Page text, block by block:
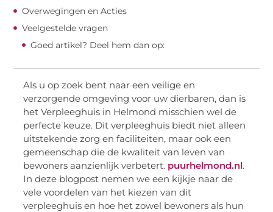
Overwegingen en Acties
Veelgestelde vragen
Goed artikel? Deel hem dan op:
Als u op zoek bent naar een veilige en
verzorgende omgeving voor uw dierbaren, dan is
het Verpleeghuis in Helmond misschien wel de
perfecte keuze. Dit verpleeghuis biedt niet alleen
uitstekende zorg en faciliteiten, maar ook een
gemeenschap die de kwaliteit van leven van
bewoners aanzienlijk verbetert. puurhelmond.nl.
In deze blogpost nemen we een kijkje naar de
vele voordelen van het kiezen van dit
verpleeghuis en hoe het zowel bewoners als hun